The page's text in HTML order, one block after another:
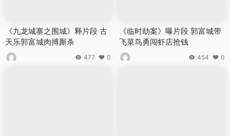
《九龙城寨之围城》释片段 古
天乐郭富城肉搏厮杀
477 0
《临时劫案》曝片段 郭富城带
飞菜鸟勇闯虾店抢钱
454 0